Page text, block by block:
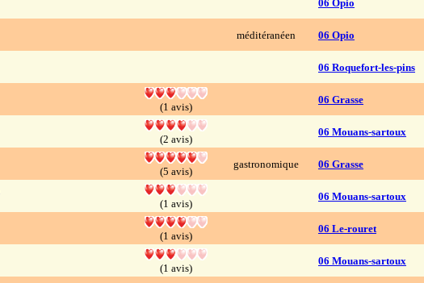
06 Opio
méditéranéen 06 Opio
06 Roquefort-les-pins
(1 avis)
06 Grasse
(2 avis)
06 Mouans-sartoux
(5 avis)
gastronomique 06 Grasse
(1 avis)
06 Mouans-sartoux
(1 avis)
06 Le-rouret
(1 avis)
06 Mouans-sartoux